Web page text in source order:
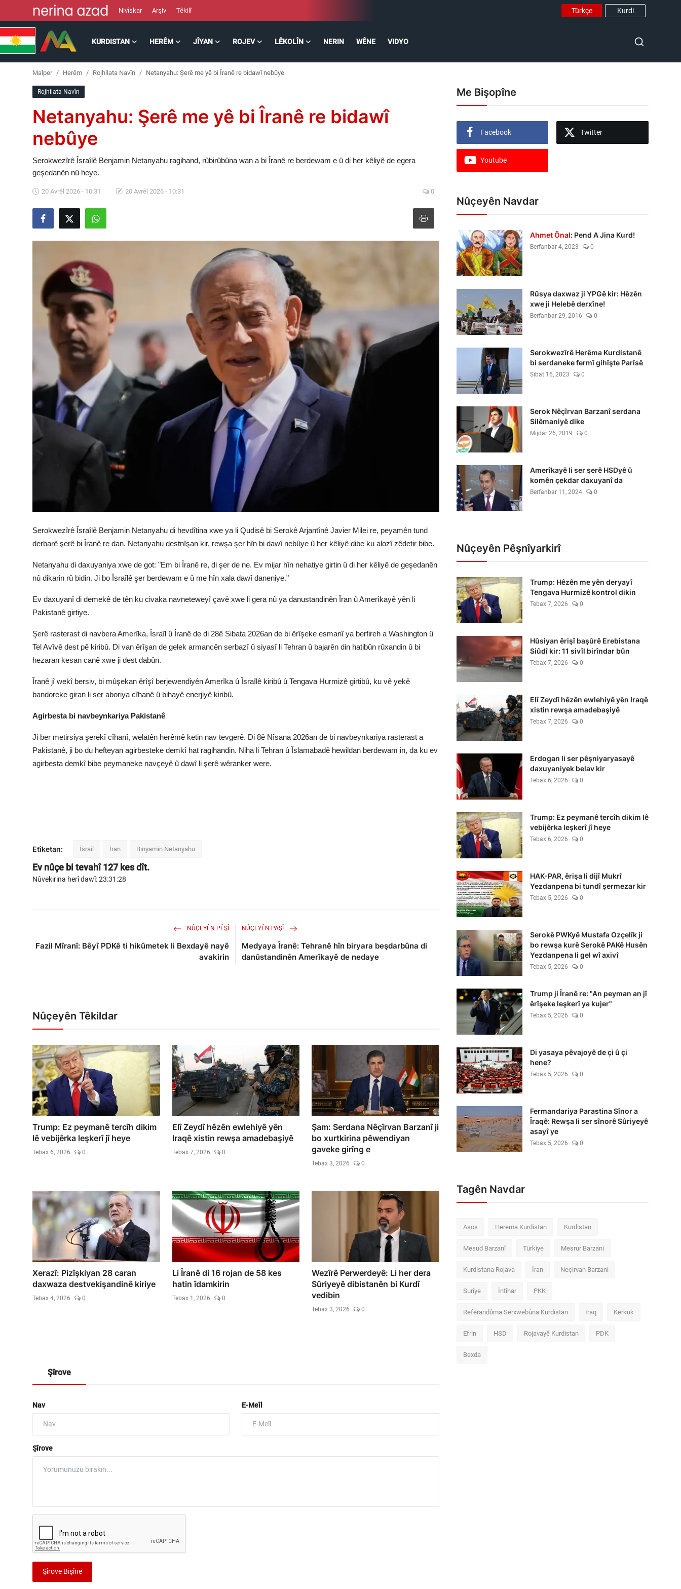
Nivîskar Arşiv Têkilî Türkçe Kurdi
KURDISTAN HERÊM JÎYAN ROJEV LÊKOLÎN NERIN WÊNE VIDYO
Lêkolîn
Kurdi
Malper Herêm Rojhilata Navîn Netanyahu: Şerê me yê bi Îranê re bidawî nebûye
Rojhilata Navîn
Netanyahu: Şerê me yê bi Îranê re bidawî
nebûye
Serokwezîrê Îsraîlê Benjamin Netanyahu ragihand, rûbirûbûna wan a bi Îranê re berdewam e û di her kêliyê de egera
geşedanên nû heye.
20 Avrêl 2026 - 10:31 20 Avrêl 2026 - 10:31 0
Serokwezîrê Îsraîlê Benjamin Netanyahu di hevdîtina xwe ya li Qudisê bi Serokê Arjantînê Javier Milei re, peyamên tund
derbarê şerê bi Îranê re dan. Netanyahu destnîşan kir, rewşa şer hîn bi dawî nebûye û her kêliyê dibe ku alozî zêdetir bibe.
Netanyahu di daxuyaniya xwe de got: "Em bi Îranê re, di şer de ne. Ev mijar hîn nehatiye girtin û di her kêliyê de geşedanên
nû dikarin rû bidin. Ji bo Îsraîlê şer berdewam e û me hîn xala dawî daneniye."
Ev daxuyanî di demekê de tên ku civaka navneteweyî çavê xwe li gera nû ya danustandinên Îran û Amerîkayê yên li
Pakistanê girtiye.
Şerê rasterast di navbera Amerîka, Îsraîl û Îranê de di 28ê Sibata 2026an de bi êrîşeke esmanî ya berfireh a Washington û
Tel Avîvê dest pê kiribû. Di van êrîşan de gelek armancên serbazî û siyasî li Tehran û bajarên din hatibûn rûxandin û bi
hezaran kesan canê xwe ji dest dabûn.
Îranê jî wekî bersiv, bi mûşekan êrîşî berjewendiyên Amerîka û Îsraîlê kiribû û Tengava Hurmizê girtibû, ku vê yekê
bandoreke giran li ser aboriya cîhanê û bihayê enerjiyê kiribû.
Agirbesta bi navbeynkariya Pakistanê
Ji ber metirsiya şerekî cîhanî, welatên herêmê ketin nav tevgerê. Di 8ê Nîsana 2026an de bi navbeynkariya rasterast a
Pakistanê, ji bo du hefteyan agirbesteke demkî hat ragihandin. Niha li Tehran û Îslamabadê hewildan berdewam in, da ku ev
agirbesta demkî bibe peymaneke navçeyê û dawî li şerê wêranker were.
Etîketan: İsrail İran Binyamin Netanyahu
Ev nûçe bi tevahî127kes dît.
Nûvekirina herî dawî: 23:31:28
NÛÇEYÊN PÊŞÎ
Fazil Mîranî: Bêyî PDKê ti hikûmetek li Bexdayê nayê
avakirin
NÛÇEYÊN PAŞÎ
Medyaya Îranê: Tehranê hîn biryara beşdarbûna di
danûstandinên Amerîkayê de nedaye
Nûçeyên Têkildar
Trump: Ez peymanê tercîh dikim
lê vebijêrka leşkerî jî heye
Tebax 6, 2026 0
Elî Zeydî hêzên ewlehiyê yên
Iraqê xistin rewşa amadebaşiyê
Tebax 7, 2026 0
Şam: Serdana Nêçîrvan Barzanî ji
bo xurtkirina pêwendiyan
gaveke girîng e
Tebax 3, 2026 0
Xerazî: Pizîşkiyan 28 caran
daxwaza destvekişandinê kiriye
Tebax 4, 2026 0
Li Îranê di 16 rojan de 58 kes
hatin îdamkirin
Tebax 1, 2026 0
Wezîrê Perwerdeyê: Li her dera
Sûriyeyê dibistanên bi Kurdî
vedibin
Tebax 3, 2026 0
Şîrove
Nav E-Meîl
Şîrove
Şîrove Bişîne
Me Bişopîne
Facebook Twitter
Youtube
Nûçeyên Navdar
Ahmet Önal: Pend A Jina Kurd!
Berfanbar 4, 2023 0
Rûsya daxwaz ji YPGê kir: Hêzên
xwe ji Helebê derxîne!
Berfanbar 29, 2016 0
Serokwezîrê Herêma Kurdistanê
bi serdaneke fermî gihîşte Parîsê
Sibat 16, 2023 0
Serok Nêçîrvan Barzanî serdana
Silêmaniyê dike
Mijdar 26, 2019 0
Amerîkayê li ser şerê HSDyê û
komên çekdar daxuyanî da
Berfanbar 11, 2024 0
Nûçeyên Pêşnîyarkirî
Trump: Hêzên me yên deryayî
Tengava Hurmizê kontrol dikin
Tebax 7, 2026 0
Hûsiyan êrişî başûrê Erebistana
Siûdî kir: 11 sivîl birîndar bûn
Tebax 7, 2026 0
Elî Zeydî hêzên ewlehiyê yên Iraqê
xistin rewşa amadebaşiyê
Tebax 7, 2026 0
Erdogan li ser pêşniyaryasayê
daxuyaniyek belav kir
Tebax 6, 2026 0
Trump: Ez peymanê tercîh dikim lê
vebijêrka leşkerî jî heye
Tebax 6, 2026 0
HAK-PAR, êrişa li dijî Mukrî
Yezdanpena bi tundî şermezar kir
Tebax 5, 2026 0
Serokê PWKyê Mustafa Ozçelîk ji
bo rewşa kurê Serokê PAKê Husên
Yezdanpena li gel wî axivî
Tebax 5, 2026 0
Trump ji Îranê re: "An peyman an jî
êrîşeke leşkerî ya kujer"
Tebax 5, 2026 0
Di yasaya pêvajoyê de çi û çi
hene?
Tebax 5, 2026 0
Fermandariya Parastina Sînor a
Îraqê: Rewşa li ser sînorê Sûriyeyê
asayî ye
Tebax 5, 2026 0
Tagên Navdar
Asos Herema Kurdistan Kurdistan
Mesud Barzanî Türkiye Mesrur Barzani
Kurdistana Rojava İran Neçirvan Barzani
Suriye İntîhar PKK
Referandûma Serxwebûna Kurdistan İraq Kerkuk
Efrin HSD Rojavayê Kurdistan PDK
Bexda